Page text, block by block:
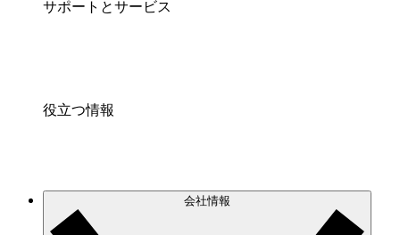
サポートとサービス
役立つ情報
会社情報